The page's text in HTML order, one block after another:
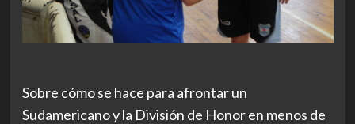
Sobre cómo se hace para afrontar un
Sudamericano y la División de Honor en menos de